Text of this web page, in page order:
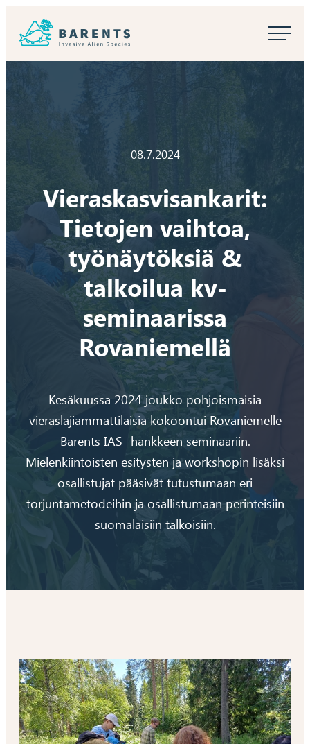
Siirry
suoraan
sisältöön
Barents Invasive Alien Species
08.7.2024
Vieraskasvisankarit:
Tietojen vaihtoa,
työnäytöksiä &
talkoilua kv-
seminaarissa
Rovaniemellä
Kesäkuussa 2024 joukko pohjoismaisia
vieraslajiammattilaisia kokoontui Rovaniemelle
Barents IAS -hankkeen seminaariin.
Mielenkiintoisten esitysten ja workshopin lisäksi
osallistujat pääsivät tutustumaan eri
torjuntametodeihin ja osallistumaan perinteisiin
suomalaisiin talkoisiin.